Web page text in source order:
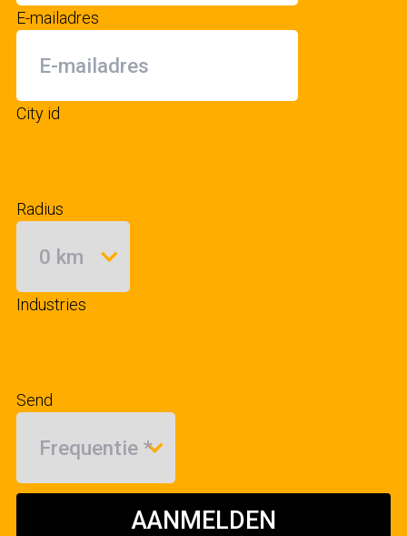
E-mailadres
City id
Radius
Industries
Send
AANMELDEN